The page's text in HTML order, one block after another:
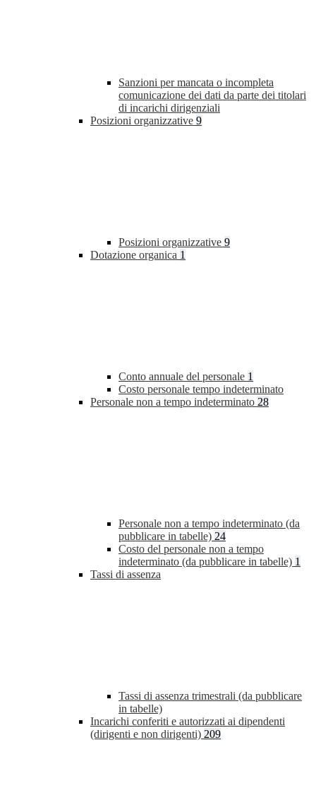
Sanzioni per mancata o incompleta
comunicazione dei dati da parte dei titolari
di incarichi dirigenziali
Posizioni organizzative 9
Posizioni organizzative 9
Dotazione organica 1
Conto annuale del personale 1
Costo personale tempo indeterminato
Personale non a tempo indeterminato 28
Personale non a tempo indeterminato (da
pubblicare in tabelle) 24
Costo del personale non a tempo
indeterminato (da pubblicare in tabelle) 1
Tassi di assenza
Tassi di assenza trimestrali (da pubblicare
in tabelle)
Incarichi conferiti e autorizzati ai dipendenti
(dirigenti e non dirigenti) 209